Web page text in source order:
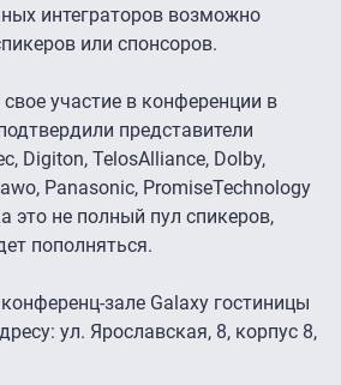
интеграторов возможно
или спонсоров.
участие в конференции в
представители
Digiton, TelosAlliance, Dolby,
Panasonic, PromiseTechnology
это не полный пул спикеров,
пополняться.
зале Galaxy гостиницы
ул. Ярославская, 8, корпус 8,